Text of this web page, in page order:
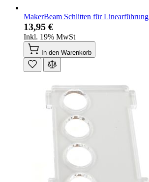
MakerBeam Schlitten für Linearführung
13,95 €
Inkl. 19% MwSt
In den Warenkorb